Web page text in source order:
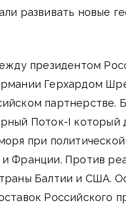
развивать новые
президентом
Герхардом
партнерстве.
Поток-I который
при
Франции. Против
Балтии и США.
Российского